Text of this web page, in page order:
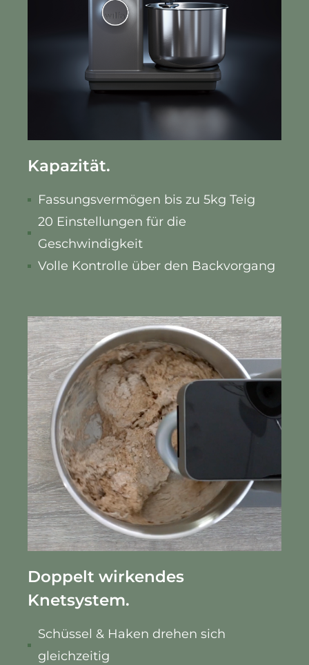
Kapazität.
Fassungsvermögen bis zu 5kg Teig
20 Einstellungen für die
Geschwindigkeit
Volle Kontrolle über den Backvorgang
Doppelt wirkendes
Knetsystem.
Schüssel & Haken drehen sich
gleichzeitig